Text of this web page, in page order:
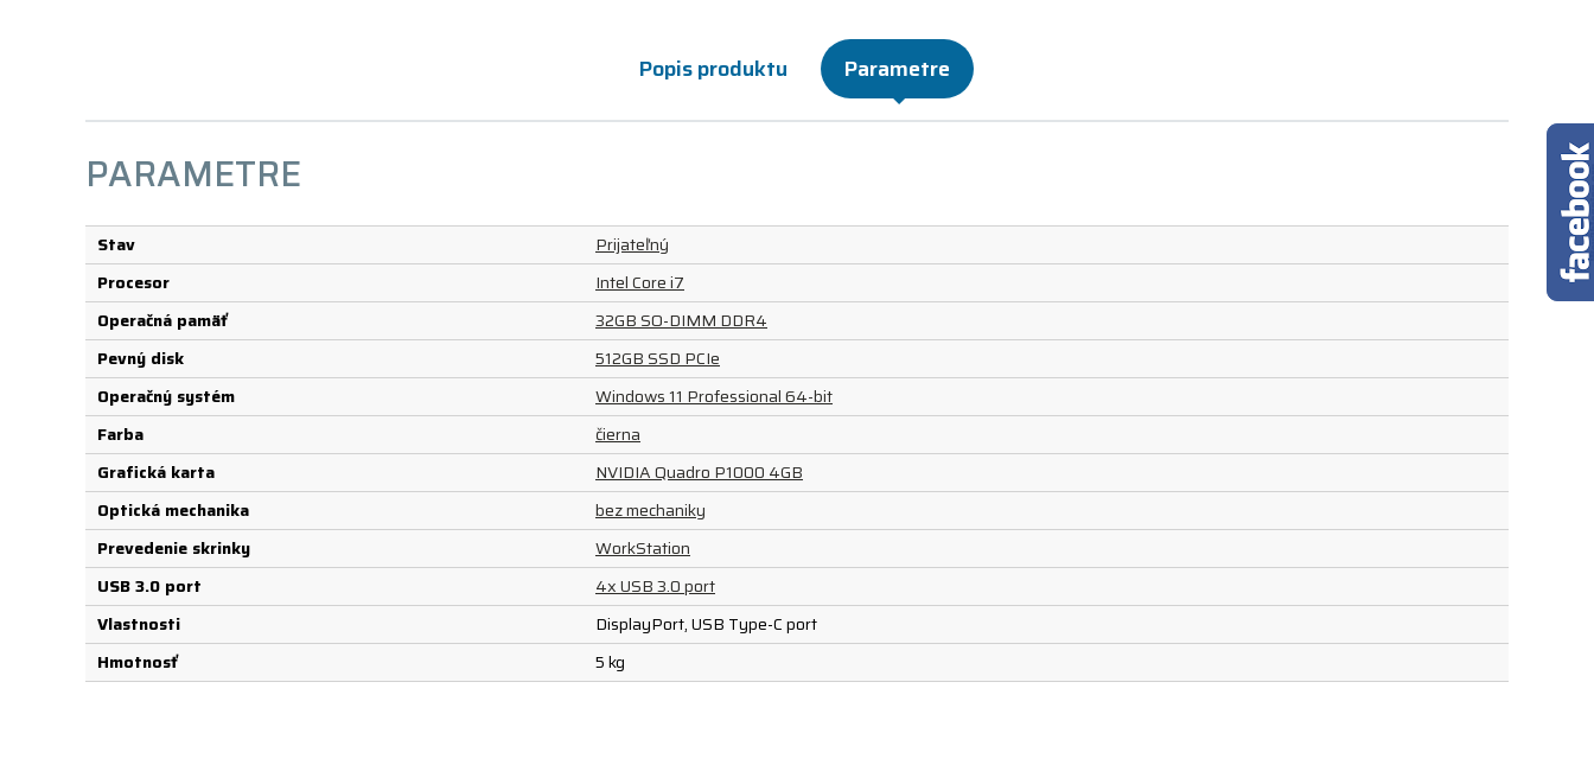
Popis produktu Parametre
PARAMETRE
Stav
Prijateľný
Procesor
Intel Core i7
Operačná pamäť
32GB SO-DIMM DDR4
Pevný disk
512GB SSD PCIe
Operačný systém
Windows 11 Professional 64-bit
Farba
čierna
Grafická karta
NVIDIA Quadro P1000 4GB
Optická mechanika
bez mechaniky
Prevedenie skrinky
WorkStation
USB 3.0 port
4x USB 3.0 port
Vlastnosti
DisplayPort, USB Type-C port
Hmotnosť
5 kg